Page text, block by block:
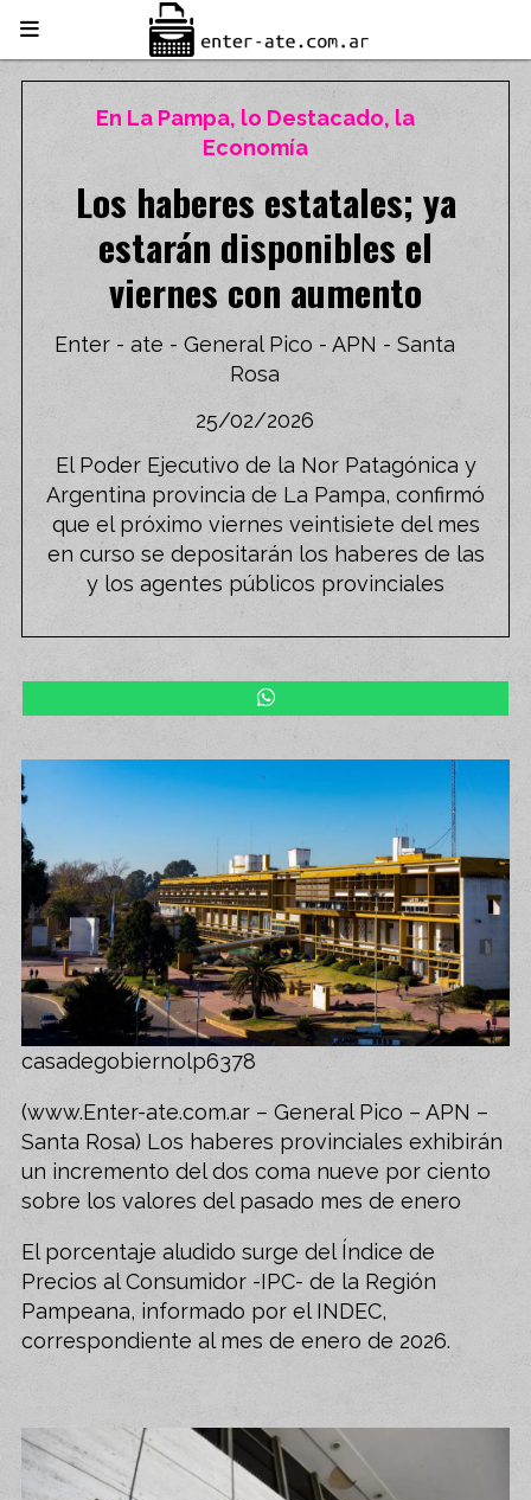
Los haberes estatales; ya
estarán disponibles el
viernes con aumento
El Poder Ejecutivo de la Nor Patagónica y
Argentina provincia de La Pampa, confirmó
que el próximo viernes veintisiete del mes
en curso se depositarán los haberes de las
y los agentes públicos provinciales
En La Pampa, lo Destacado, la
Economía
25/02/2026
Enter - ate - General Pico - APN - Santa
Rosa
casadegobiernolp6378
(www.Enter-ate.com.ar – General Pico – APN –
Santa Rosa) Los haberes provinciales exhibirán
un incremento del dos coma nueve por ciento
sobre los valores del pasado mes de enero
El porcentaje aludido surge del Índice de
Precios al Consumidor -IPC- de la Región
Pampeana, informado por el INDEC,
correspondiente al mes de enero de 2026.